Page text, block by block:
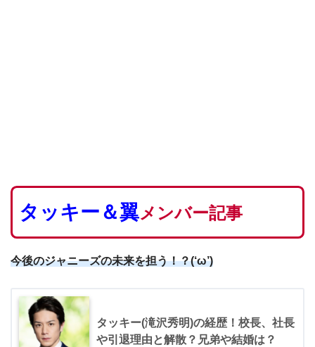
タッキー＆翼メンバー記事
今後のジャニーズの未来を担う！？(‘ω’)
タッキー(滝沢秀明)の経歴！校長、社長
や引退理由と解散？兄弟や結婚は？